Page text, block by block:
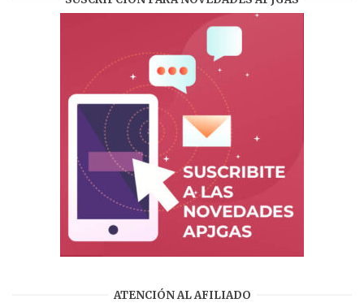
ATENCIÓN AL AFILIADO